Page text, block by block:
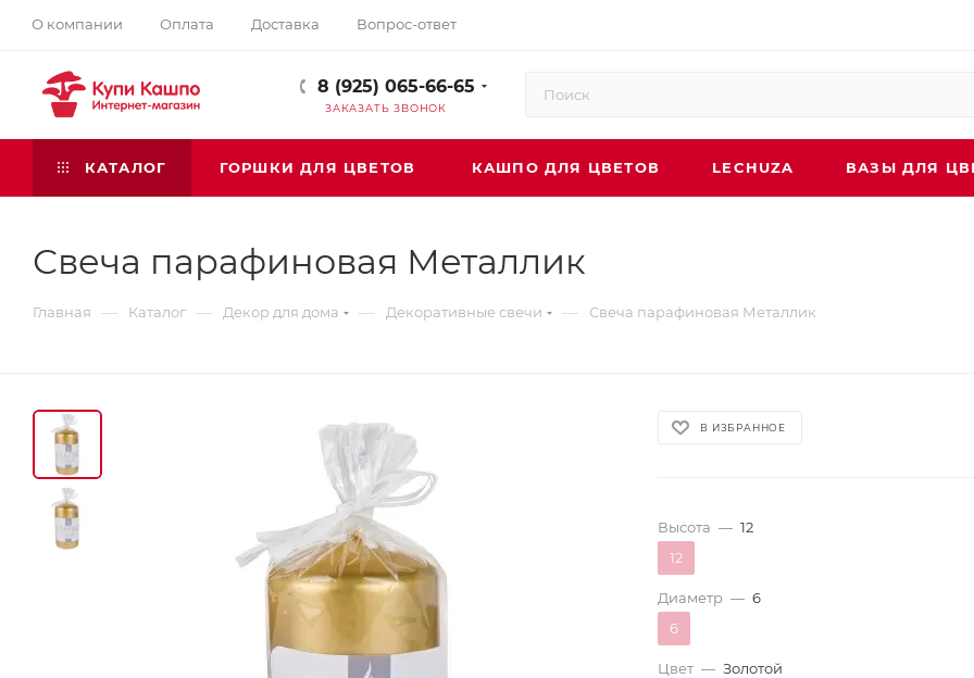
О компании Оплата Доставка Вопрос-ответ
8 (925) 065-66-65
ЗАКАЗАТЬ ЗВОНОК
КАТАЛОГ ГОРШКИ ДЛЯ ЦВЕТОВ КАШПО ДЛЯ ЦВЕТОВ LECHUZA ВАЗЫ ДЛЯ
Свеча парафиновая Металлик
Главная — Каталог — Декор для дома — Декоративные свечи — Свеча парафиновая Металлик
В ИЗБРАННОЕ
Высота — 12
12
Диаметр — 6
6
Цвет — Золотой